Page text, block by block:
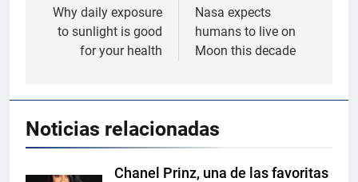
de
entradas
Why daily exposure
to sunlight is good
for your health
Nasa expects
humans to live on
Moon this decade
Noticias relacionadas
Chanel Prinz, una de las favoritas